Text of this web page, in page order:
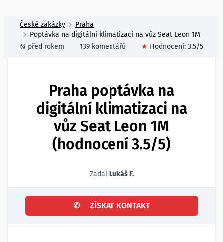
České zakázky
Praha
Poptávka na digitální klimatizaci na vůz Seat Leon 1M
před rokem
139 komentářů ★ Hodnocení: 3.5/5
Praha poptávka na
digitální klimatizaci na
vůz Seat Leon 1M
(hodnocení 3.5/5)
Zadal Lukáš F.
✆ ZÍSKAT KONTAKT